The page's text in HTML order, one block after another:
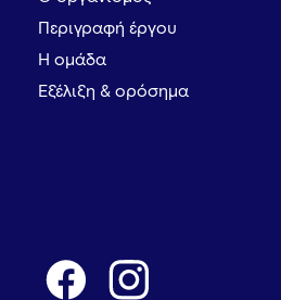
Περιγραφή έργου
Η ομάδα
Εξέλιξη & ορόσημα